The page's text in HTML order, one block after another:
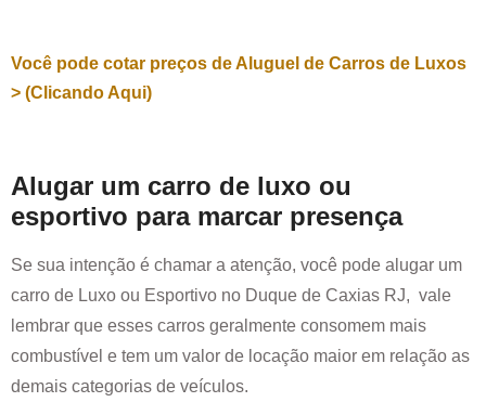
Você pode cotar preços de Aluguel de Carros de Luxos
> (Clicando Aqui)
Alugar um carro de luxo ou
esportivo para marcar presença
Se sua intenção é chamar a atenção, você pode alugar um
carro de Luxo ou Esportivo no Duque de Caxias RJ, vale
lembrar que esses carros geralmente consomem mais
combustível e tem um valor de locação maior em relação as
demais categorias de veículos.